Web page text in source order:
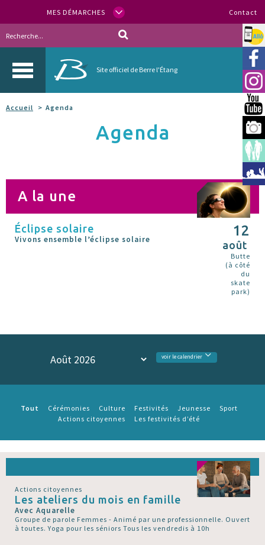
MES DÉMARCHES Contact
Site officiel de Berre l'Étang
Allo
Accueil Agenda
Agenda
A la une
Éclipse solaire
Vivons ensemble l’éclipse solaire
12
août
Butte
(à côté
du
skate
park)
voir le calendrier
Tout Cérémonies Culture Festivités Jeunesse
Sport
Actions citoyennes
Les festivités d’été
Actions citoyennes
Les ateliers du mois en famille
Avec Aquarelle
Groupe de parole Femmes - Animé par une professionnelle. Ouvert
à toutes. Yoga pour les séniors Tous les vendredis à 10h